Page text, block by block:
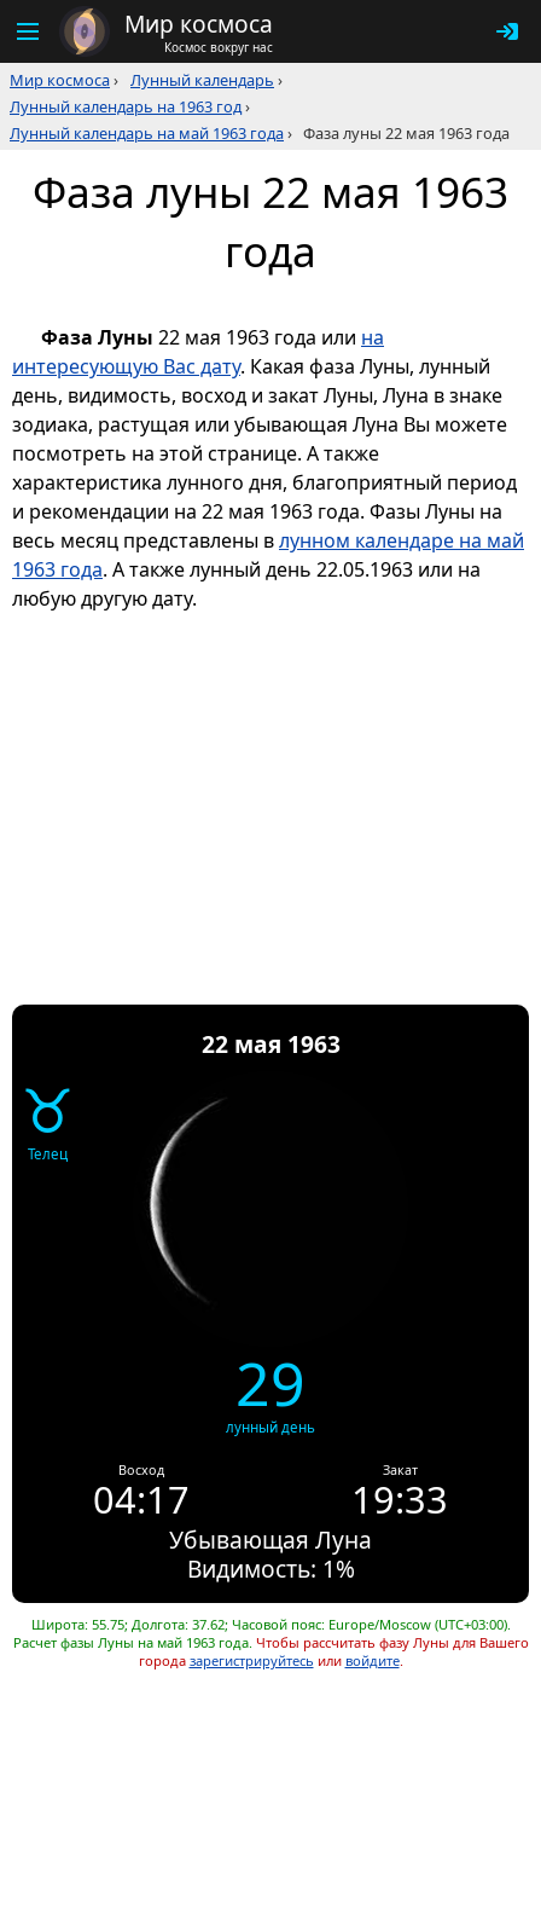
Мир космоса
Космос вокруг нас
Мир космоса› Лунный календарь ›
Лунный календарь на 1963 год›
Лунный календарь на май 1963 года› Фаза луны 22 мая 1963 года
Фаза луны 22 мая 1963
года
Фаза Луны 22 мая 1963 года или на
интересующую Вас дату. Какая фаза Луны, лунный
день, видимость, восход и закат Луны, Луна в знаке
зодиака, растущая или убывающая Луна Вы можете
посмотреть на этой странице. А также
характеристика лунного дня, благоприятный период
и рекомендации на 22 мая 1963 года. Фазы Луны на
весь месяц представлены влунном календаре на май
1963 года. А также лунный день 22.05.1963 или на
любую другую дату.
22 мая 1963
♉
Телец
29
лунный день
Восход
04:17
Закат
19:33
Убывающая Луна
Видимость: 1%
Широта: 55.75; Долгота: 37.62; Часовой пояс: Europe/Moscow (UTC+03:00).
Расчет фазы Луны на май 1963 года. Чтобы рассчитать фазу Луны для Вашего
города зарегистрируйтесь или войдите.